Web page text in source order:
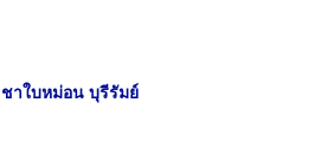
ชาใบหม่อน บุรีรัมย์